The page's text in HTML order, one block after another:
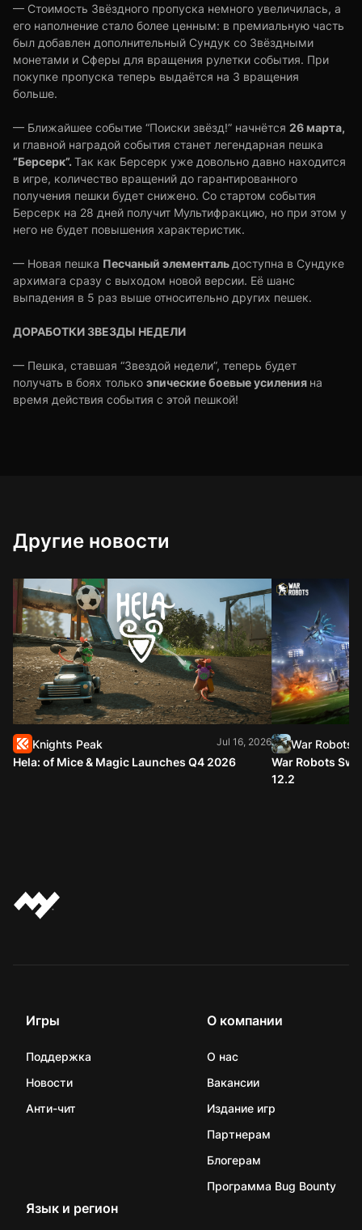
— Стоимость Звёздного пропуска немного увеличилась, а
его наполнение стало более ценным: в премиальную часть
был добавлен дополнительный Сундук со Звёздными
монетами и Сферы для вращения рулетки события. При
покупке пропуска теперь выдаётся на 3 вращения
больше.
— Ближайшее событие “Поиски звёзд!” начнётся 26 марта,
и главной наградой события станет легендарная пешка
“Берсерк”.Так как Берсерк уже довольно давно находится
в игре, количество вращений до гарантированного
получения пешки будет снижено. Со стартом события
Берсерк на 28 дней получит Мультифракцию, но при этом у
него не будет повышения характеристик.
— Новая пешка Песчаный элементальдоступна в Сундуке
архимага сразу с выходом новой версии. Её шанс
выпадения в 5 раз выше относительно других пешек.
ДОРАБОТКИ ЗВЕЗДЫ НЕДЕЛИ
— Пешка, ставшая “Звездой недели”, теперь будет
получать в боях только эпические боевые усиления на
время действия события с этой пешкой!
Другие новости
Knights Peak Jul 16, 2026
Hela: of Mice & Magic Launches Q4 2026
War Robots
War Robots
12.2
Игры
Поддержка
Новости
Анти-чит
О компании
О нас
Вакансии
Издание игр
Партнерам
Блогерам
Программа Bug Bounty
Язык и регион